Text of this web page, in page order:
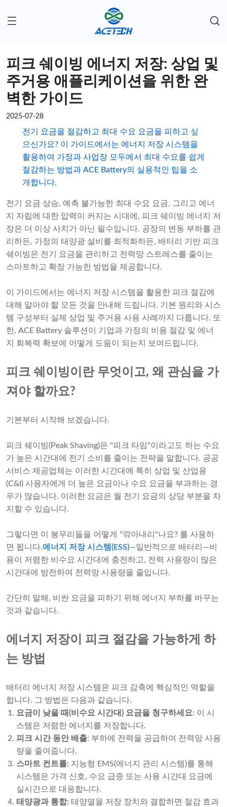
피크 쉐이빙 에너지 저장: 상업 및
주거용 애플리케이션을 위한 완
벽한 가이드
2025-07-28
전기 요금을 절감하고 최대 수요 요금을 피하고 싶
으신가요? 이 가이드에서는 에너지 저장 시스템을
활용하여 가정과 사업장 모두에서 최대 수요를 쉽게
절감하는 방법과 ACE Battery의 실용적인 팁을 소
개합니다.
전기 요금 상승, 예측 불가능한 최대 수요 요금, 그리고 에너
지 자립에 대한 압력이 커지는 시대에, 피크 쉐이빙 에너지 저
장은 더 이상 사치가 아닌 필수입니다. 공장의 변동 부하를 관
리하든, 가정의 태양광 설비를 최적화하든, 배터리 기반 피크
쉐이빙은 전기 요금을 관리하고 전력망 스트레스를 줄이는
스마트하고 확장 가능한 방법을 제공합니다.
이 가이드에서는 에너지 저장 시스템을 활용한 피크 절감에
대해 알아야 할 모든 것을 안내해 드립니다. 기본 원리와 시스
템 구성부터 실제 상업 및 주거용 사용 사례까지 다룹니다. 또
한, ACE Battery 솔루션이 기업과 가정의 비용 절감 및 에너
지 회복력 확보에 어떻게 도움이 되는지 보여드립니다.
피크 쉐이빙이란 무엇이고, 왜 관심을 가
져야 할까요?
기본부터 시작해 보겠습니다.
피크 쉐이빙(Peak Shaving)은 "피크 타임"이라고도 하는 수요
가 높은 시간대에 전기 소비를 줄이는 전략을 말합니다. 공공
서비스 제공업체는 이러한 시간대에 특히 상업 및 산업용
(C&I) 사용자에게 더 높은 요금이나 수요 요금을 부과하는 경
우가 많습니다. 이러한 요금은 월 전기 요금의 상당 부분을 차
지할 수 있습니다.
그렇다면 이 봉우리들을 어떻게 "깎아내리"나요? 를 사용하
면 됩니다.에너지 저장 시스템(ESS)—일반적으로 배터리—비
용이 저렴한 비수요 시간대에 충전하고, 전력 사용량이 많은
시간대에 방전하여 전력망 사용량을 줄입니다.
간단히 말해, 비싼 요금을 피하기 위해 에너지 부하를 바꾸는
것과 같습니다.
에너지 저장이 피크 절감을 가능하게 하
는 방법
배터리 에너지 저장 시스템은 피크 감축에 핵심적인 역할을
합니다. 그 방법은 다음과 같습니다.
요금이 낮을 때(비수요 시간대) 요금을 청구하세요: 이 시
스템은 저렴한 에너지를 저장합니다.
피크 시간 동안 배출: 부하에 전력을 공급하여 전력망 사용
량을 줄여줍니다.
스마트 컨트롤: 지능형 EMS(에너지 관리 시스템)를 통해
시스템은 가격 신호, 수요 급증 또는 사용 시간대 요금에
실시간으로 대응합니다.
태양광과 통합: 태양열을 저장 장치와 결합하면 절감 효과